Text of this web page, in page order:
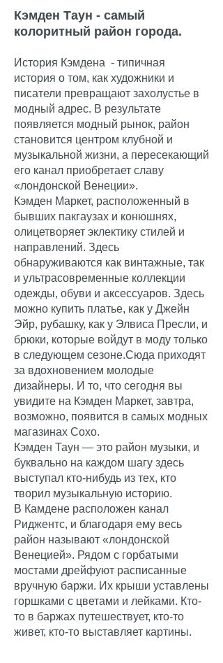
Кэмден Таун - самый
колоритный район города.
История Кэмдена - типичная
история о том, как художники и
писатели превращают захолустье в
модный адрес. В результате
появляется модный рынок, район
становится центром клубной и
музыкальной жизни, а пересекающий
его канал приобретает славу
«лондонской Венеции».
Кэмден Маркет, расположенный в
бывших пакгаузах и конюшнях,
олицетворяет эклектику стилей и
направлений. Здесь
обнаруживаются как винтажные, так
и ультрасовременные коллекции
одежды, обуви и аксессуаров. Здесь
можно купить платье, как у Джейн
Эйр, рубашку, как у Элвиса Пресли, и
брюки, которые войдут в моду только
в следующем сезоне.Сюда приходят
за вдохновением молодые
дизайнеры. И то, что сегодня вы
увидите на Кэмден Маркет, завтра,
возможно, появится в самых модных
магазинах Сохо.
Кэмден Таун — это район музыки, и
буквально на каждом шагу здесь
выступал кто-нибудь из тех, кто
творил музыкальную историю.
В Камдене расположен канал
Риджентс, и благодаря ему весь
район называют «лондонской
Венецией». Рядом с горбатыми
мостами дрейфуют расписанные
вручную баржи. Их крыши уставлены
горшками с цветами и лейками. Кто-
то в баржах путешествует, кто-то
живет, кто-то выставляет картины.